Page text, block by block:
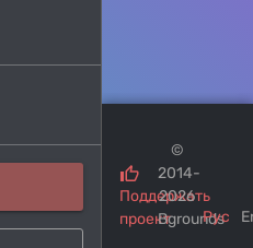
Поддержать
проект
©
2014-
2026
Bgrounds
Рус